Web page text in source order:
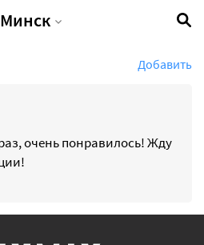
Минск
Добавить
очень понравилось! Жду